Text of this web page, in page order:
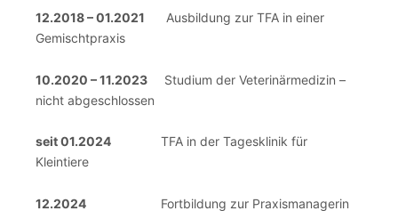
12.2018 – 01.2021 Ausbildung zur TFA in einer
Gemischtpraxis
10.2020 – 11.2023
Studium der Veterinärmedizin –
nicht abgeschlossen
seit 01.2024 TFA in der Tagesklinik für
Kleintiere
12.2024 Fortbildung zur Praxismanagerin